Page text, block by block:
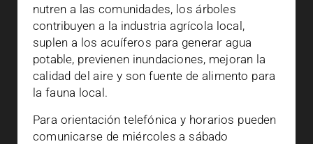
nutren a las comunidades, los árboles
contribuyen a la industria agrícola local,
suplen a los acuíferos para generar agua
potable, previenen inundaciones, mejoran la
calidad del aire y son fuente de alimento para
la fauna local.
Para orientación telefónica y horarios pueden
comunicarse de miércoles a sábado